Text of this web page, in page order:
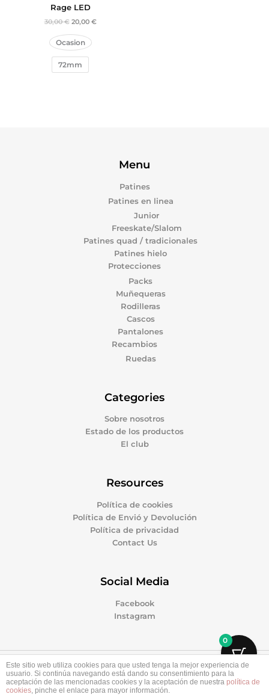
Rage LED
30,00€ 20,00 €
Ocasion
72mm
Menu
Patines
Patines en linea
Junior
Freeskate/Slalom
Patines quad / tradicionales
Patines hielo
Protecciones
Packs
Muñequeras
Rodilleras
Cascos
Pantalones
Recambios
Ruedas
Categories
Sobre nosotros
Estado de los productos
El club
Resources
Política de cookies
Política de Envió y Devolución
Política de privacidad
Contact Us
Social Media
Facebook
Instagram
Copyright © 2026 Patinamos Market | Powered by
Patinamos Market
Este sitio web utiliza cookies para que usted tenga la mejor experiencia de
usuario. Si continúa navegando está dando su consentimiento para la
aceptación de las mencionadas cookies y la aceptación de nuestra política de
cookies, pinche el enlace para mayor información.
0